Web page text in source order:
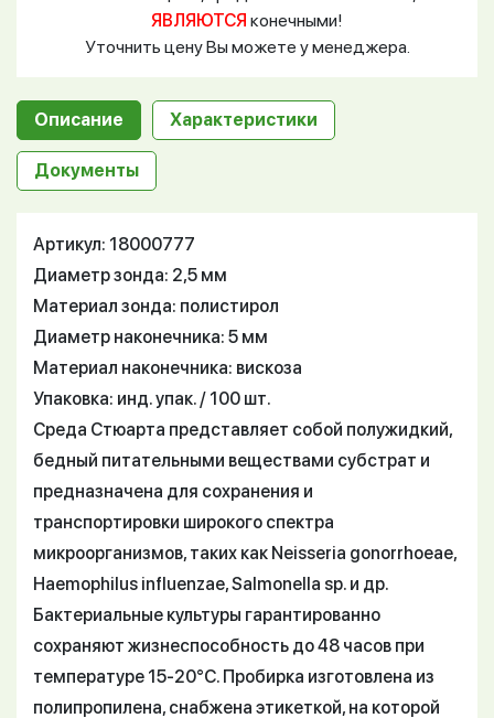
ЯВЛЯЮТСЯ конечными!
Уточнить цену Вы можете у менеджера.
Описание Характеристики
Документы
Артикул: 18000777
Диаметр зонда: 2,5 мм
Материал зонда: полистирол
Диаметр наконечника: 5 мм
Материал наконечника: вискоза
Упаковка: инд. упак. / 100 шт.
Среда Стюарта представляет собой полужидкий,
бедный питательными веществами субстрат и
предназначена для сохранения и
транспортировки широкого спектра
микроорганизмов, таких как Neisseria gonorrhoeae,
Haemophilus influenzae, Salmonella sp. и др.
Бактериальные культуры гарантированно
сохраняют жизнеспособность до 48 часов при
температуре 15-20°С. Пробирка изготовлена из
полипропилена, снабжена этикеткой, на которой